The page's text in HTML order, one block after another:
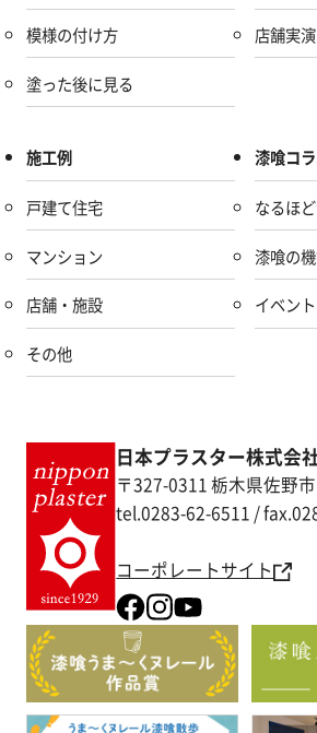
模様の付け方
塗った後に見る
店舗実
施工例
戸建て住宅
マンション
店舗・施設
その他
漆喰コ
なるほ
漆喰の
イベン
日本プラスター株式会
〒327-0311 栃木県佐野
tel.0283-62-6511 /
コーポレートサイト